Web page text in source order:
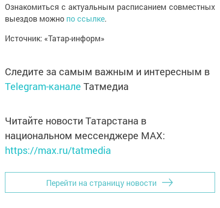
Ознакомиться с актуальным расписанием совместных
выездов можно по ссылке.
Источник: «Татар-информ»
Следите за самым важным и интересным в
Telegram-канале Татмедиа
Читайте новости Татарстана в
национальном мессенджере MАХ:
https://max.ru/tatmedia
Перейти на страницу новости